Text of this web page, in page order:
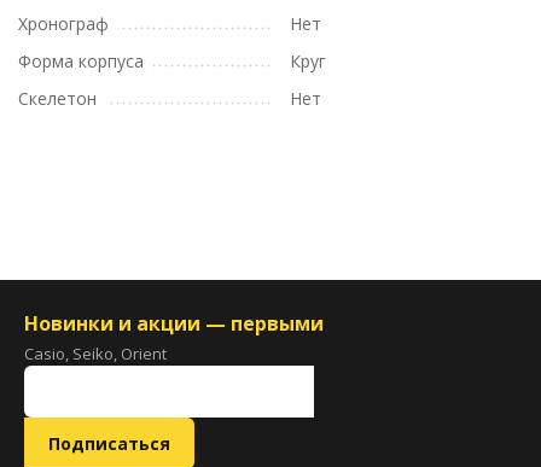
Хронограф
Нет
Форма корпуса
Круг
Скелетон
Нет
Новинки и акции — первыми
Casio, Seiko, Orient